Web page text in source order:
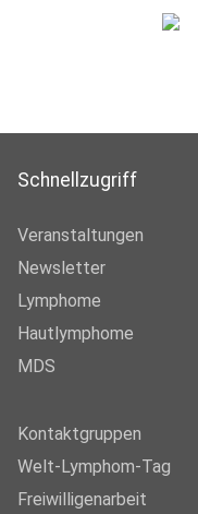
Schnellzugriff
Veranstaltungen
Newsletter
Lymphome
Hautlymphome
MDS
Kontaktgruppen
Welt-Lymphom-Tag
Freiwilligenarbeit